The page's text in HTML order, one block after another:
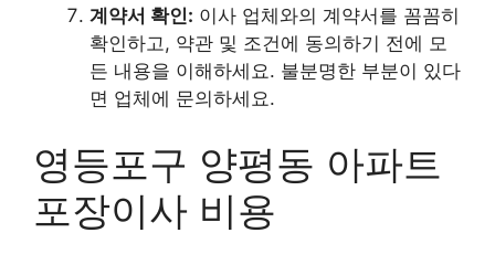
계약서 확인: 이사 업체와의 계약서를 꼼꼼히
확인하고, 약관 및 조건에 동의하기 전에 모
든 내용을 이해하세요. 불분명한 부분이 있다
면 업체에 문의하세요.
영등포구 양평동 아파트
포장이사 비용